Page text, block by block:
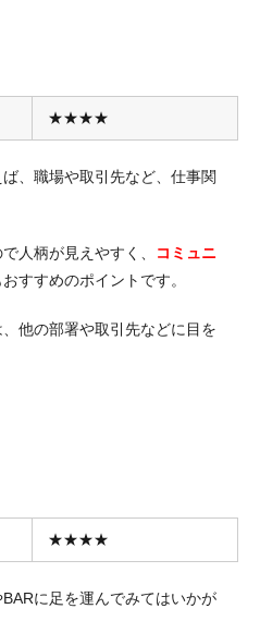
★★★★
、職場や取引先など、仕事関
人柄が見えやすく、
コミュニ
すすめのポイントです。
他の部署や取引先などに目を
★★★★
に足を運んでみてはいかが